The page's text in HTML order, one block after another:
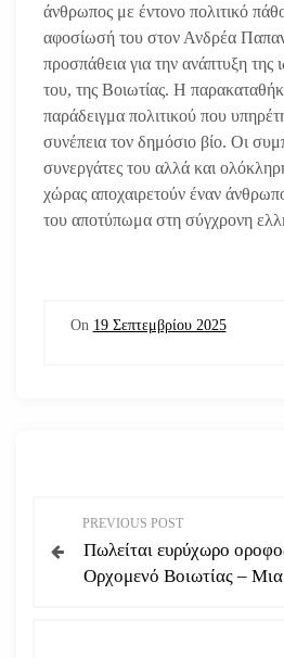
άνθρωπος με έντονο πολιτικό
αφοσίωσή του στον Ανδρέα
προσπάθεια για την ανάπτυξη της
του, της Βοιωτίας. Η
παράδειγμα πολιτικού που
συνέπεια τον δημόσιο βίο. Οι
συνεργάτες του αλλά και
χώρας αποχαιρετούν έναν
του αποτύπωμα στη σύγχρονη
On 19 Σεπτεμβρίου 2025
λ
PREVIOUS POST
Πωλείται ευρύχωρο
Ορχομενό Βοιωτίας – Μια